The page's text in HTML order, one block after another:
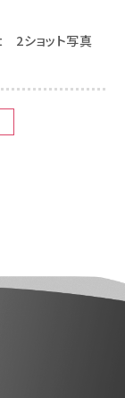
2ショット写真